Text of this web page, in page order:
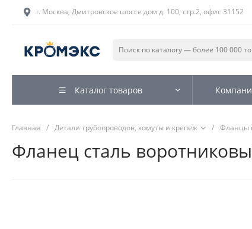
г. Москва, Дмитровское шоссе дом д. 100, стр.2, офис 31152
Каталог товаров
Главная / Детали трубопроводов, хомуты и крепеж / Фланцы
Фланец сталь